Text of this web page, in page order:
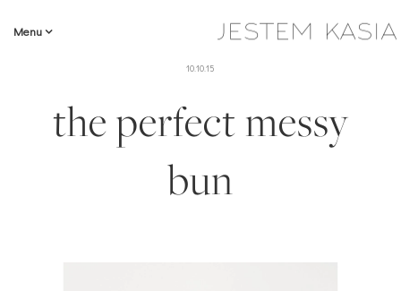
Menu
10.10.15
the perfect messy
bun